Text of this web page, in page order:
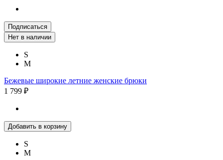
Подписаться
Нет в наличии
S
M
Бежевые широкие летние женские брюки
1 799 ₽
Добавить в корзину
S
M